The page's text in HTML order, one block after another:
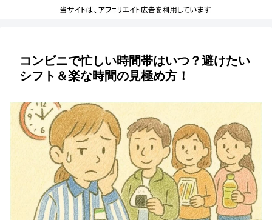
コンビニで忙しい時間帯はいつ？避けたい
シフト＆楽な時間の見極め方！